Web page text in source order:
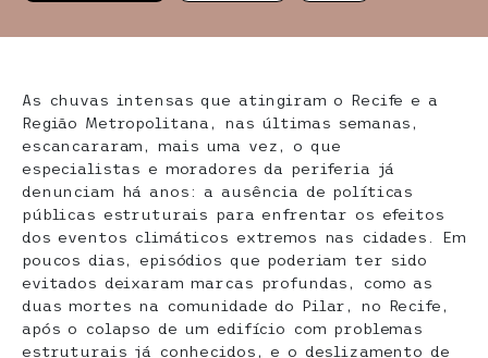
As chuvas intensas que atingiram o Recife e a
Região Metropolitana, nas últimas semanas,
escancararam, mais uma vez, o que
especialistas e moradores da periferia já
denunciam há anos: a ausência de políticas
públicas estruturais para enfrentar os efeitos
dos eventos climáticos extremos nas cidades. Em
poucos dias, episódios que poderiam ter sido
evitados deixaram marcas profundas, como as
duas mortes na comunidade do Pilar, no Recife,
após o colapso de um edifício com problemas
estruturais já conhecidos, e o deslizamento de